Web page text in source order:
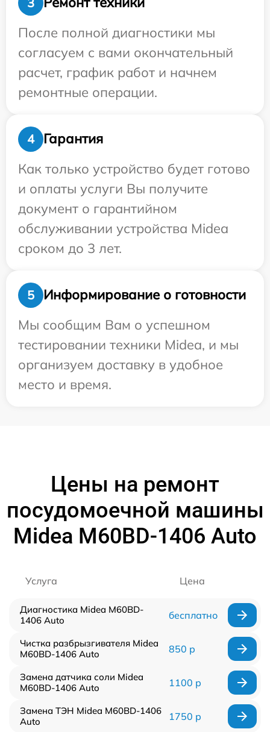
После полной диагностики мы
согласуем с вами окончательный
расчет, график работ и начнем
ремонтные операции.
4
Гарантия
Как только устройство будет готово
и оплаты услуги Вы получите
документ о гарантийном
обслуживании устройства Midea
сроком до 3 лет.
5
Информирование о готовности
Мы сообщим Вам о успешном
тестировании техники Midea, и мы
организуем доставку в удобное
место и время.
Цены на ремонт
посудомоечной машины
Midea M60BD-1406 Auto
Услуга Цена
Диагностика Midea M60BD-
1406 Auto
бесплатно
Чистка разбрызгивателя Midea
M60BD-1406 Auto
850 р
Замена датчика соли Midea
M60BD-1406 Auto
1100 р
Замена ТЭН Midea M60BD-1406
Auto
1750 р